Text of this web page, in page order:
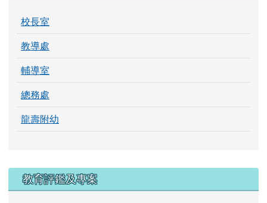
校長室
教導處
輔導室
總務處
龍壽附幼
教育評鑑及專案